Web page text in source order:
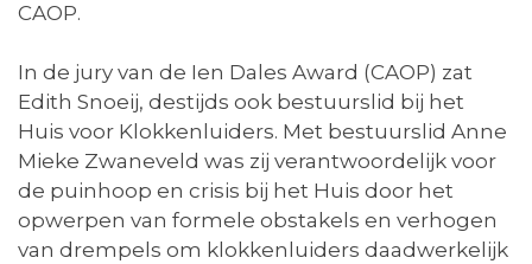
CAOP.
In de jury van de Ien Dales Award (CAOP) zat
Edith Snoeij, destijds ook bestuurslid bij het
Huis voor Klokkenluiders. Met bestuurslid Anne
Mieke Zwaneveld was zij verantwoordelijk voor
de puinhoop en crisis bij het Huis door het
opwerpen van formele obstakels en verhogen
van drempels om klokkenluiders daadwerkelijk